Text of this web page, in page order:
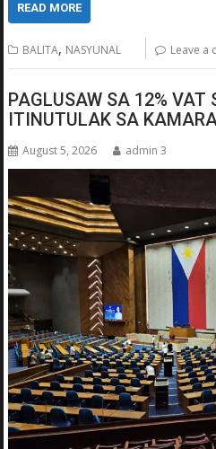
READ MORE
BALITA, NASYUNAL Leave a
PAGLUSAW SA 12% VAT
ITINUTULAK SA
August 5, 2026 admin 3